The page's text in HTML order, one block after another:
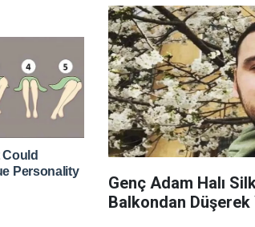
Genç Adam Halı
Balkondan Düşerek